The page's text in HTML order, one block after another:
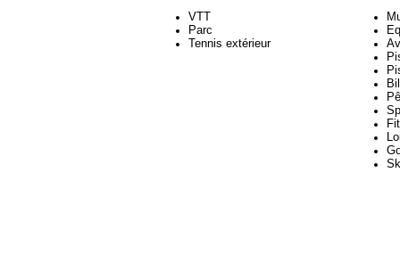
VTT
Parc
Tennis extérieur